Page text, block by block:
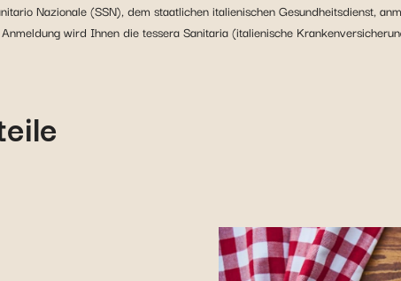
Nazionale (SSN), dem staatlichen italienischen Gesundheitsdienst,
wird Ihnen die tessera Sanitaria (italienische